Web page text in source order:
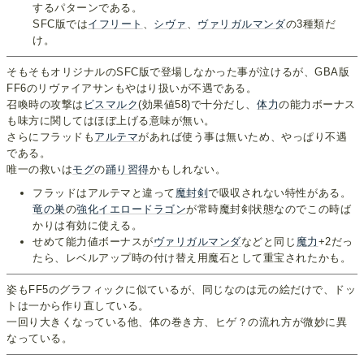
するパターンである。
SFC版ではイフリート シヴァ ヴァリガルマンダの3種類だ
け。
そもそもオリジナルのSFC版で登場しなかった事が泣けるが、GBA版
FF6のリヴァイアサンもやはり扱いが不遇である。
召喚時の攻撃は ビスマルク(効果値58)で十分だし、体力の能力ボーナス
も味方に関してはほぼ上げる意味が無い。
さらにフラッドも アルテマがあれば使う事は無いため、やっぱり不遇
である。
唯一の救いはモグの踊り習得かもしれない。
フラッドはアルテマと違って 魔封剣で吸収されない特性がある。
竜の巣の強化イエロードラゴンが常時魔封剣状態なのでこの時ば
かりは有効に使える。
せめて能力値ボーナスがヴァリガルマンダなどと同じ 魔力 +2だっ
たら、レベルアップ時の付け替え用魔石として重宝されたかも。
姿もFF5のグラフィックに似ているが、同じなのは元の絵だけで、ドッ
トは一から作り直している。
一回り大きくなっている他、体の巻き方、ヒゲ？の流れ方が微妙に異
なっている。